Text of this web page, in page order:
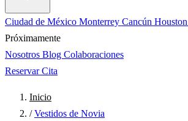
Ciudad de México Monterrey Cancún Houston
Próximamente
Nosotros Blog Colaboraciones
Reservar Cita
Inicio
/ Vestidos de Novia